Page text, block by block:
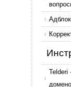
Telderi